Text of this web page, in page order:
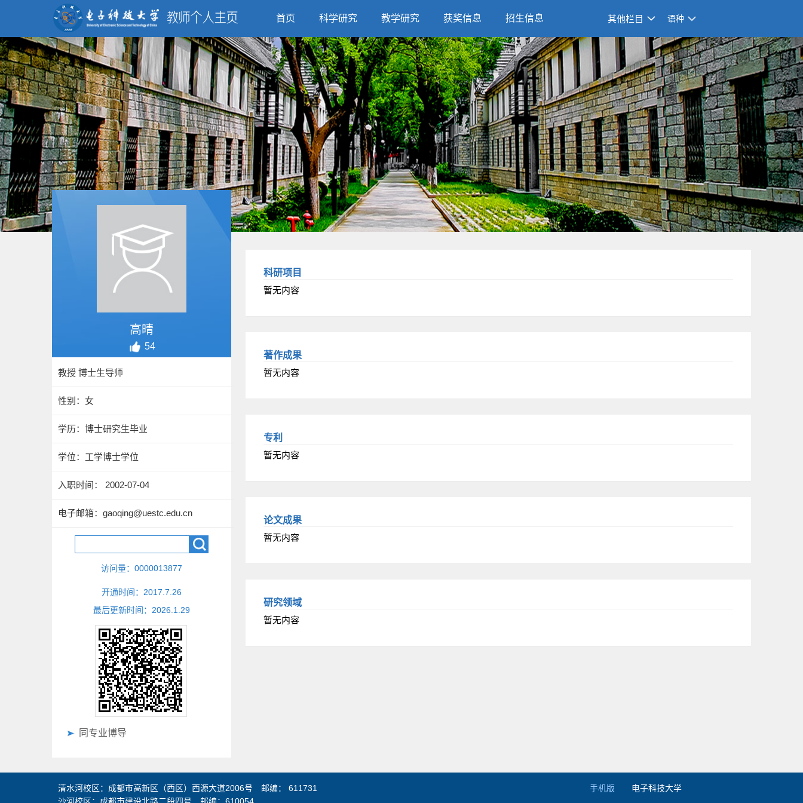
首页 科学研究 教学研究 获奖信息 招生信息 其他栏目 语种
高晴
54
教授 博士生导师
性别：女
学历：博士研究生毕业
学位：工学博士学位
入职时间： 2002-07-04
电子邮箱： gaoqing@uestc.edu.cn
访问量： 0000013877
开通时间： 2017 7 26
最后更新时间： 2026 1 29
同专业博导
科研项目
暂无内容
著作成果
暂无内容
专利
暂无内容
论文成果
暂无内容
研究领域
暂无内容
清水河校区：成都市高新区（西区）西源大道2006号 邮编： 611731
手机版 电子科技大学